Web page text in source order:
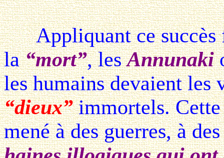
Appliquant ce succès
la“mort”, lesAnnunaki
les humains devaient les
“dieux”immortels. Cette
mené à des guerres, à